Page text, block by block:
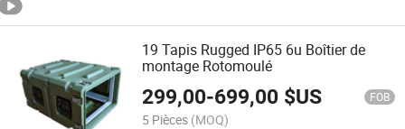
19 Tapis Rugged IP65 6u Boîtier de
montage Rotomoulé
299,00-699,00 $US FOB
5 Pièces (MOQ)